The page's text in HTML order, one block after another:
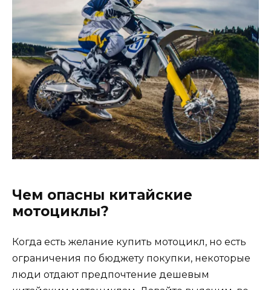
Чем опасны китайские
мотоциклы?
Когда есть желание купить мотоцикл, но есть
ограничения по бюджету покупки, некоторые
люди отдают предпочтение дешевым